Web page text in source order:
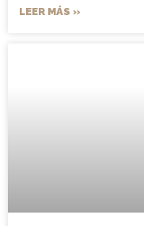
LEER MÁS »